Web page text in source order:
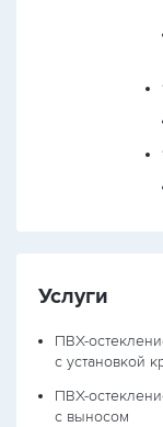
Услуги
ПВХ-
с установкой
ПВХ-
с выносом